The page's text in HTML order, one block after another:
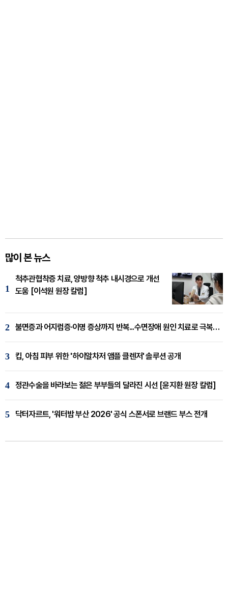
많이 본 뉴스
1
척추관협착증 치료, 양방향 척추 내시경으로 개선
도움 [이석원 원장 칼럼]
2 불면증과 어지럼증·이명 증상까지 반복...수면장애 원인 치료로 극복해야
3 킵, 아침 피부 위한 '하이알차저 앰플 클렌저' 솔루션 공개
4 정관수술을 바라보는 젊은 부부들의 달라진 시선 [윤지환 원장 칼럼]
5 닥터자르트, '워터밤 부산 2026' 공식 스폰서로 브랜드 부스 전개